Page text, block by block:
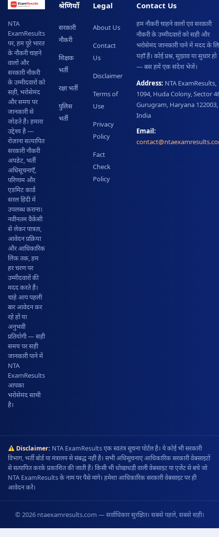
NTA
ExamResults
पर, हम पूरे भारत
के नौकरी चाहने
वालों और
सरकारी नौकरी
के उम्मीदवारों को
सही, भरोसेमंद
और समय पर
जानकारी से
जोड़ते हैं। हमारा
उद्देश्य है —
रोज़ाना सत्यापित
सरकारी नौकरी
अपडेट, भर्ती
अधिसूचनाएँ,
परिणाम और
एडमिट कार्ड
सरल हिंदी में
उपलब्ध कराना।
नवीनतम वैकेंसी
से लेकर पात्रता,
आवेदन प्रक्रिया
और आधिकारिक
लिंक तक, हम
हर चरण पर
उम्मीदवारों की
मदद करते हैं।
चाहे आप पहली
बार आवेदन कर
रहे हों या
अनुभवी
प्रतियोगी — सही
समय पर सही
जानकारी पाने में
NTA
ExamResults
आपका
भरोसेमंद साथी
है।
श्रेणियाँ
सरकारी
नौकरी
शिक्षक
भर्ती
रक्षा भर्ती
पुलिस
भर्ती
Legal
About Us
Contact
Us
Disclaimer
Terms of
Use
Privacy
Policy
Fact
Check
Policy
Contact Us
हम नौकरी चाहने वालों एवं सरकारी
नौकरी के उम्मीदवारों को सही और
भरोसेमंद जानकारी पाने में मदद के
यहाँ हैं। कोई प्रश्न, सुझाव या सुधार हो
— बस हमें एक संदेश भेजें।
Address: NTA ExamResults,
1094, Huda Colony, Sector
Gurugram, Haryana 122003,
India
Email:
Disclaimer: NTA ExamResults एक स्वतंत्र सूचना पोर्टल है। ये कोई भी सरकारी
विभाग, भर्ती बोर्ड या मंत्रालय से संबद्ध नहीं है। सभी अधिसूचनाएं आधिकारिक सरकारी वेबसाइटों
से सत्यापित करके प्रकाशित की जाती हैं। किसी भी धोखाधड़ी वाली वेबसाइट या एजेंट से बचे जो
NTA ExamResults के नाम पर पैसे मांगे। हमेशा आधिकारिक सरकारी वेबसाइट पर ही
आवेदन करें।
© 2026 ntaexamresults.com — सर्वाधिकार सुरक्षित। सबसे पहले, सबसे सही।